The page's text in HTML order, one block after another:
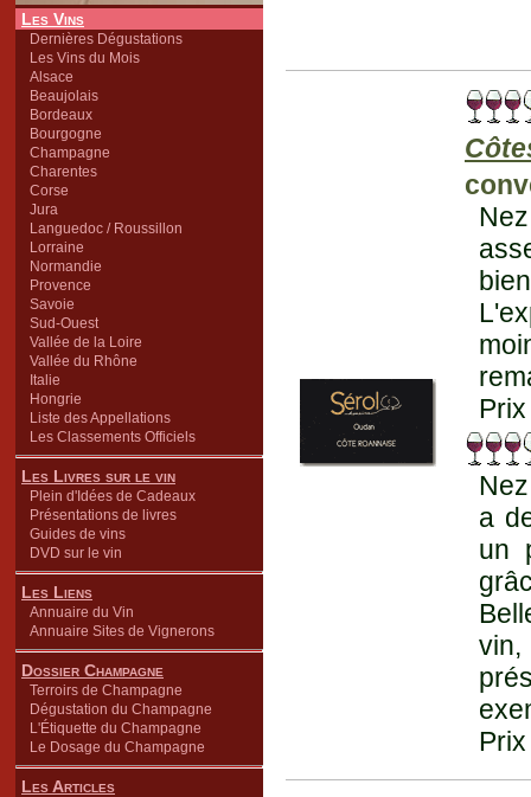
Les Vins
Dernières Dégustations
Les Vins du Mois
Alsace
Beaujolais
Bordeaux
Bourgogne
Champagne
Charentes
Corse
Jura
Languedoc / Roussillon
Lorraine
Normandie
Provence
Savoie
Sud-Ouest
Vallée de la Loire
Vallée du Rhône
Italie
Hongrie
Liste des Appellations
Les Classements Officiels
Les Livres sur le vin
Plein d'Idées de Cadeaux
Présentations de livres
Guides de vins
DVD sur le vin
Les Liens
Annuaire du Vin
Annuaire Sites de Vignerons
Dossier Champagne
Terroirs de Champagne
Dégustation du Champagne
L'Étiquette du Champagne
Le Dosage du Champagne
Les Articles
a
un